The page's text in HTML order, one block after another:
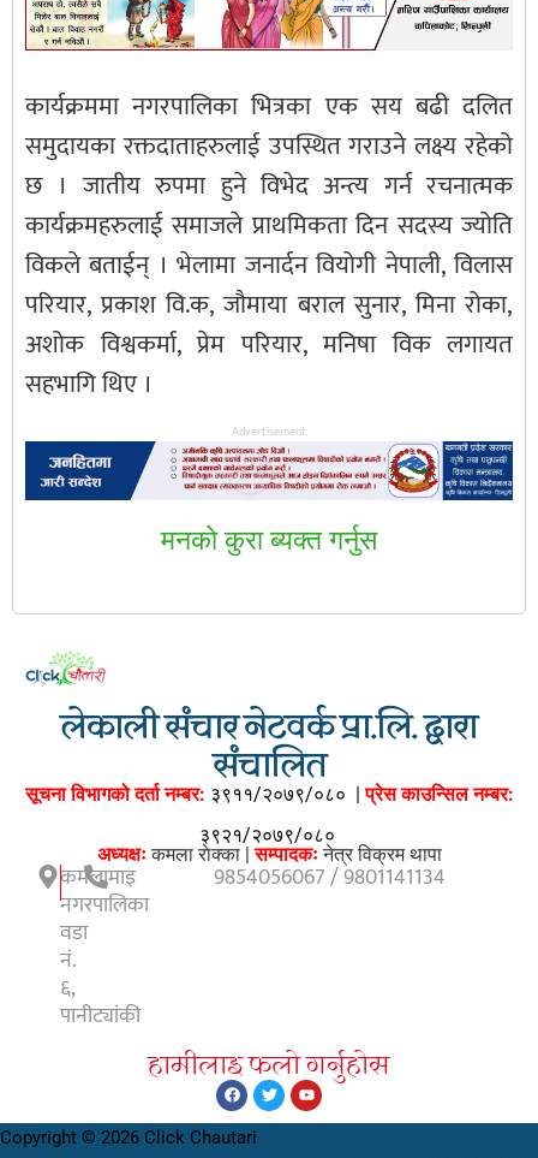
कार्यक्रममा नगरपालिका भित्रका एक सय बढी दलित
समुदायका रक्तदाताहरुलाई उपस्थित गराउने लक्ष्य रहेको
छ । जातीय रुपमा हुने विभेद अन्त्य गर्न रचनात्मक
कार्यक्रमहरुलाई समाजले प्राथमिकता दिन सदस्य ज्योति
विकले बताईन् । भेलामा जनार्दन वियोगी नेपाली, विलास
परियार, प्रकाश वि.क, जौमाया बराल सुनार, मिना रोका,
अशोक विश्वकर्मा, प्रेम परियार, मनिषा विक लगायत
सहभागि थिए ।
Advertisement
मनकाे कुरा ब्यक्त गर्नुस
लेकाली संचार नेटवर्क प्रा.लि. द्वारा
संचालित
सूचना विभागको दर्ता नम्बर: ३९११/२०७९/०८० |प्रेस काउन्सिल नम्बर:
३९२१/२०७९/०८०
अध्यक्षःकमला राेक्का |सम्पादकःनेत्र विक्रम थापा
कमलामाइ
नगरपालिका
वडा
नं.
६,
पानीट्यांकी
9854056067 / 9801141134
हामीलाइ फलाे गर्नुहाेस
Copyright © 2026 Click Chautari